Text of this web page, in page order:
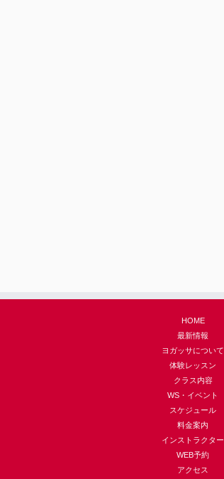
HOME
最新情報
ヨガッサについて
体験レッスン
クラス内容
WS・イベント
スケジュール
料金案内
インストラクター
WEB予約
アクセス